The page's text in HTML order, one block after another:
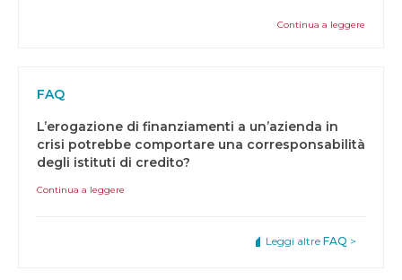
Continua a leggere
FAQ
L’erogazione di finanziamenti a un’azienda in
crisi potrebbe comportare una corresponsabilità
degli istituti di credito?
Continua a leggere
Leggi altre FAQ >